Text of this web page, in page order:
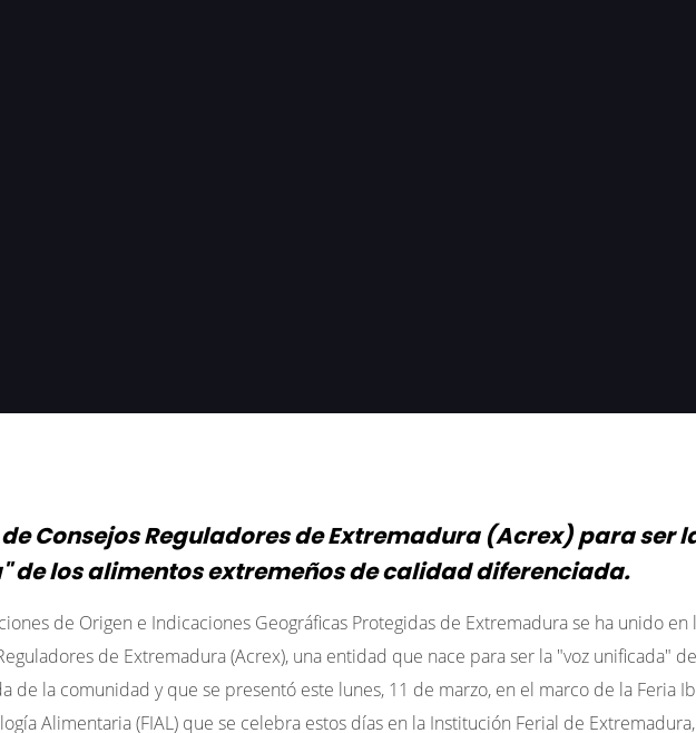
Consejos Reguladores de Extremadura (Acrex) para ser
de los alimentos extremeños de calidad diferenciada.
de Origen e Indicaciones Geográficas Protegidas de Extremadura se ha unido en
de Extremadura (Acrex), una entidad que nace para ser la "voz unificada"
de la comunidad y que se presentó este lunes, 11 de marzo, en el marco de la Feria
Alimentaria (FIAL) que se celebra estos días en la Institución Ferial de